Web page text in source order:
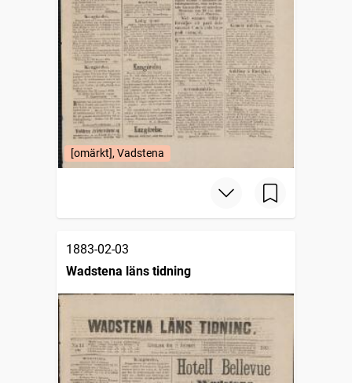
[omärkt], Vadstena
1883-02-03
Wadstena läns tidning